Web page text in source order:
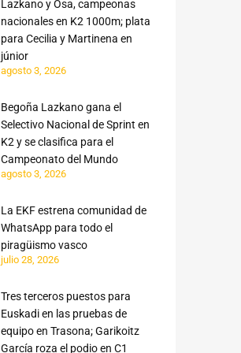
Lazkano y Osa, campeonas
nacionales en K2 1000m; plata
para Cecilia y Martinena en
júnior
agosto 3, 2026
Begoña Lazkano gana el
Selectivo Nacional de Sprint en
K2 y se clasifica para el
Campeonato del Mundo
agosto 3, 2026
La EKF estrena comunidad de
WhatsApp para todo el
piragüismo vasco
julio 28, 2026
Tres terceros puestos para
Euskadi en las pruebas de
equipo en Trasona; Garikoitz
García roza el podio en C1